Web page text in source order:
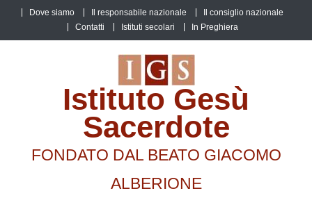
content
Dove siamo Il responsabile nazionale
Il consiglio nazionale
Contatti
Istituti secolari In Preghiera
Istituto Gesù
Sacerdote
FONDATO DAL BEATO GIACOMO
ALBERIONE